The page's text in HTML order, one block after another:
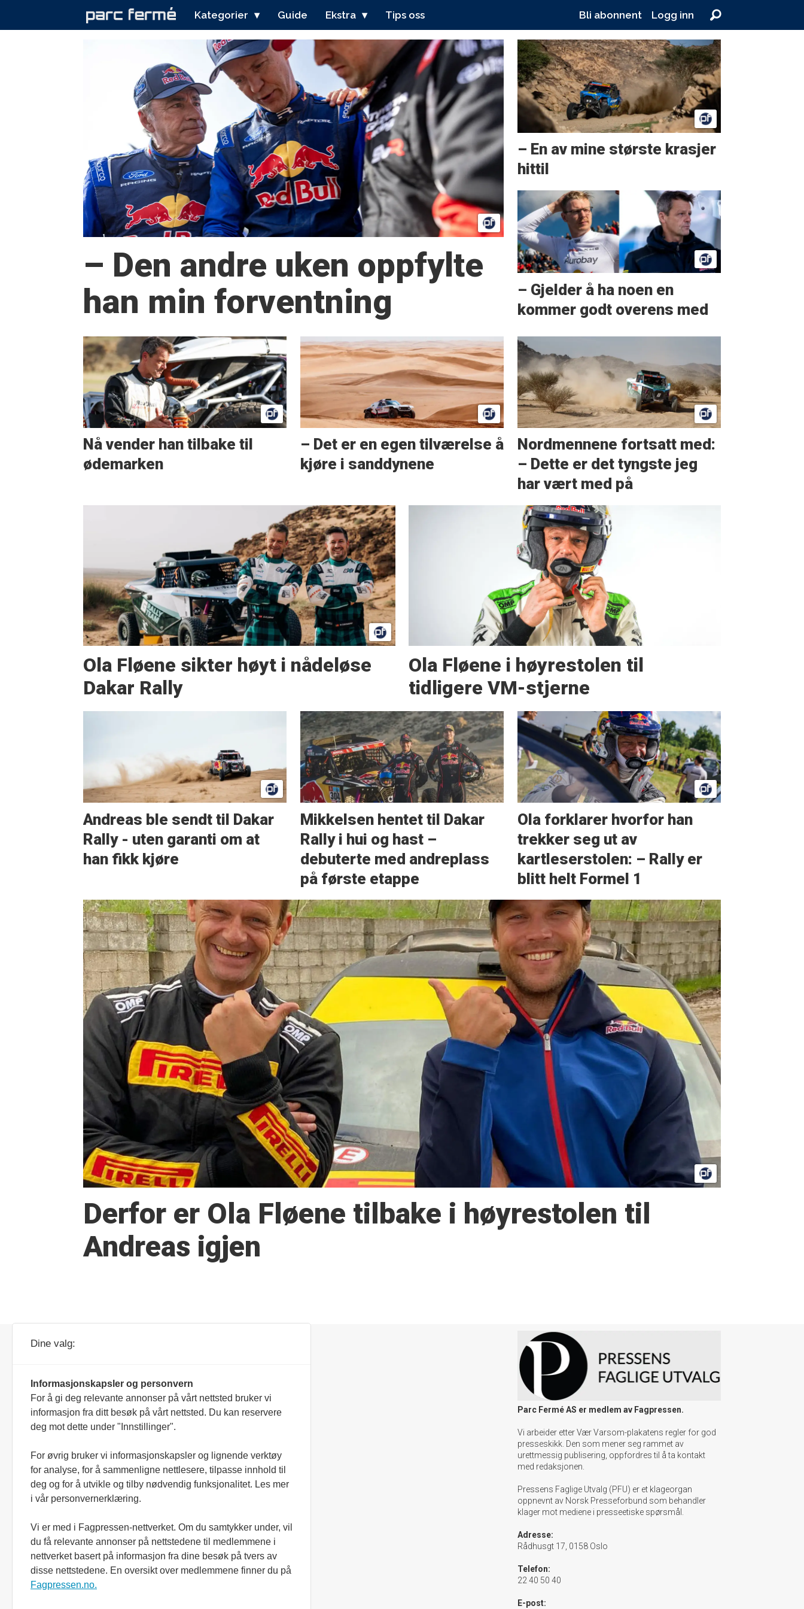
Kategorier Guide Ekstra Tips oss Bli abonnent Logg inn
– Den andre uken oppfylte
han min forventning
– En av mine største krasjer
hittil
– Gjelder å ha noen en
kommer godt overens med
Nå vender han tilbake til
ødemarken
– Det er en egen tilværelse å
kjøre i sanddynene
Nordmennene fortsatt med:
– Dette er det tyngste jeg
har vært med på
Ola Fløene sikter høyt i nådeløse
Dakar Rally
Ola Fløene i høyrestolen til
tidligere VM-stjerne
Andreas ble sendt til Dakar
Rally - uten garanti om at
han fikk kjøre
Mikkelsen hentet til Dakar
Rally i hui og hast –
debuterte med andreplass
på første etappe
Ola forklarer hvorfor han
trekker seg ut av
kartleserstolen: – Rally er
blitt helt Formel 1
Derfor er Ola Fløene tilbake i høyrestolen til
Andreas igjen
3267 Larvik
Ansvarlig redaktør/daglig leder:
Simen Næss Hagen
Tips:
redaksjonen@parcferme.no
Andre henvendelser:
Utgiver:
Simedia AS
Parc Fermé AS er medlem av Fagpressen.
Vi arbeider etter Vær Varsom-plakatens regler for god
presseskikk. Den som mener seg rammet av
urettmessig publisering, oppfordres til å ta kontakt
med redaksjonen.
Pressens Faglige Utvalg (PFU) er et klageorgan
oppnevnt av Norsk Presseforbund som behandler
klager mot mediene i presseetiske spørsmål.
Adresse:
Rådhusgt 17, 0158 Oslo
Telefon:
22 40 50 40
E-post:
Dine valg:
Informasjonskapsler og personvern
For å gi deg relevante annonser på vårt nettsted bruker vi
informasjon fra ditt besøk på vårt nettsted. Du kan reservere
deg mot dette under "Innstillinger".
For øvrig bruker vi informasjonskapsler og lignende verktøy
for analyse, for å sammenligne nettlesere, tilpasse innhold til
deg og for å utvikle og tilby nødvendig funksjonalitet. Les mer
i vår personvernerklæring.
Vi er med i Fagpressen-nettverket. Om du samtykker under, vil
du få relevante annonser på nettstedene til medlemmene i
nettverket basert på informasjon fra dine besøk på tvers av
disse nettstedene. En oversikt over medlemmene finner du på
Fagpressen.no.